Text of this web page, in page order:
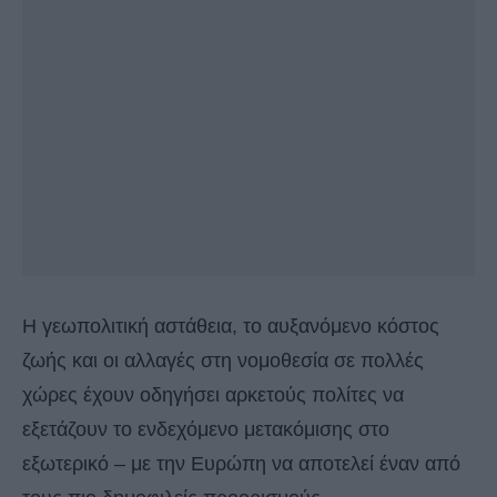
Η γεωπολιτική αστάθεια, το αυξανόμενο κόστος
ζωής και οι αλλαγές στη νομοθεσία σε πολλές
χώρες έχουν οδηγήσει αρκετούς πολίτες να
εξετάζουν το ενδεχόμενο μετακόμισης στο
εξωτερικό – με την Ευρώπη να αποτελεί έναν από